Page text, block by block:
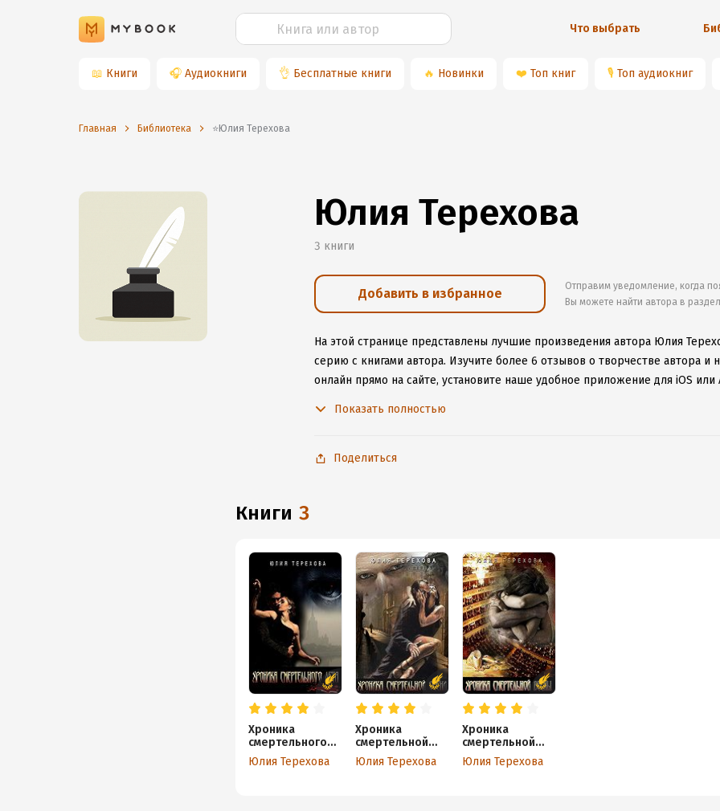
Что выбрать
📖 Книги 🎧 Аудиокниги 👌 Бесплатные книги 🔥 Новинки ❤️ Топ книг 🎙 Топ аудиокниг
Главная Библиотека ⭐️Юлия Терехова
Юлия Терехова
3 книги
Добавить в избранное
Отправим уведомление, когда
Вы можете найти автора в
На этой странице представлены лучшие произведения автора Юлия
серию с книгами автора. Изучите более 6 отзывов о творчестве автора и
онлайн прямо на сайте, установите наше удобное приложение для iOS
Показать полностью
Поделиться
книги 3
Хроника
смертельного
лета
Юлия Терехова
Хроника
смертельной
осени
Юлия Терехова
Хроника
смертельной
весны
Юлия Терехова